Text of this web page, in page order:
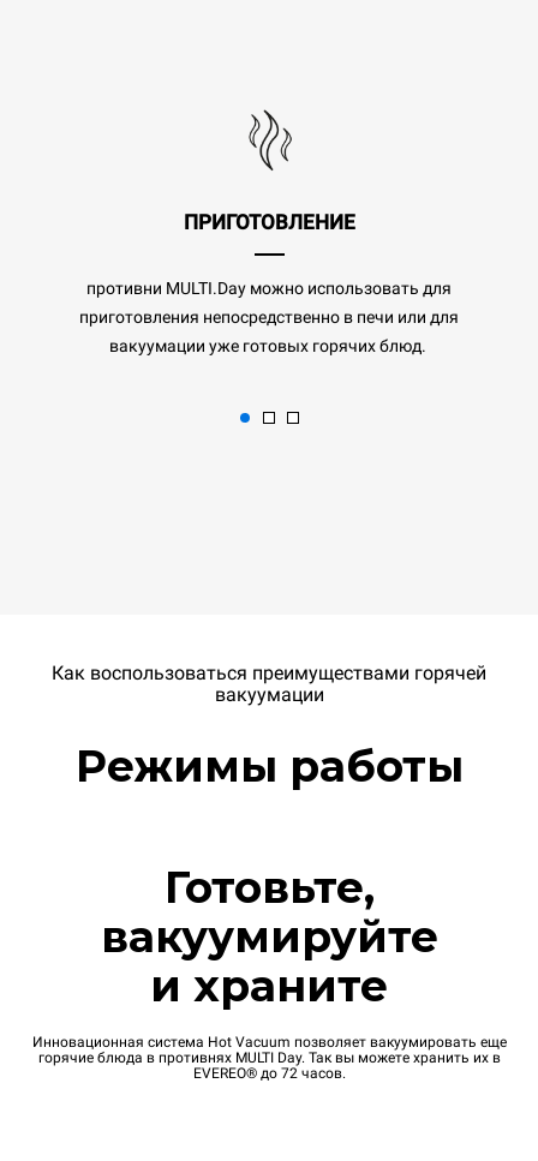
ПРИГОТОВЛЕНИЕ
противни MULTI.Day можно использовать для
приготовления непосредственно в печи или для
вакуумации уже готовых горячих блюд.
Как воспользоваться преимуществами горячей
вакуумации
Режимы работы
Готовьте,
вакуумируйте
и храните
Инновационная система Hot Vacuum позволяет вакуумировать еще
горячие блюда в противнях MULTI Day. Так вы можете хранить их в
EVEREO® до 72 часов.